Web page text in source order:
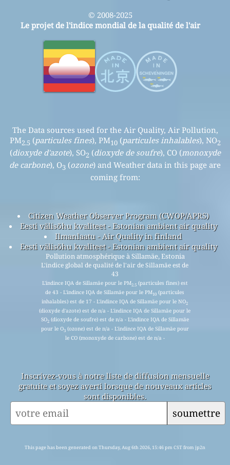
© 2008-2025
Le projet de l'indice mondial de la qualité de l'air
The Data sources used for the Air Quality, Air Pollution,
PM2.5 (particules fines), PM10(particules inhalables), NO2
(dioxyde d'azote), SO2 (dioxyde de soufre), CO (monoxyde
de carbone), O3 (ozone) and Weather data in this page are
coming from:
Citizen Weather Observer Program (CWOP/APRS)
Eesti välisõhu kvaliteet - Estonian ambient air quality
Ilmanlaatu - Air Quality in finland
Eesti välisõhu kvaliteet - Estonian ambient air quality
Pollution atmosphérique à Sillamäe, Estonia
L'indice global de qualité de l'air de Sillamäe est de
43
L'indince IQA de Sillamäe pour le PM2.5(particules fines) est
de 43 - L'indince IQA de Sillamäe pour le PM10 (particules
inhalables) est de 17 - L'indince IQA de Sillamäe pour le NO2
(dioxyde d'azote) est de n/a - L'indince IQA de Sillamäe pour le
SO2(dioxyde de soufre) est de n/a - L'indince IQA de Sillamäe
pour le O3(ozone) est de n/a - L'indince IQA de Sillamäe pour
le CO (monoxyde de carbone) est de n/a -
Inscrivez-vous à notre liste de diffusion mensuelle
gratuite et soyez averti lorsque de nouveaux articles
sont disponibles.
soumettre
This page has been generated on Thursday, Aug 6th 2026, 15:46 pm CST from jp2n